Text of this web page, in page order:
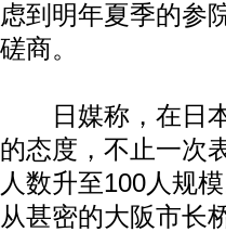
虑到明年夏季的参
磋商。
日媒称，在日本
的态度，不止一次
人数升至100人规
从甚密的大阪市长